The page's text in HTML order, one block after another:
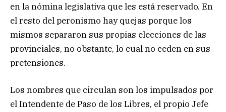
en la nómina legislativa que les está reservado. En
el resto del peronismo hay quejas porque los
mismos separaron sus propias elecciones de las
provinciales, no obstante, lo cual no ceden en sus
pretensiones.
Los nombres que circulan son los impulsados por
el Intendente de Paso de los Libres, el propio Jefe